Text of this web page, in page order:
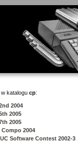
w katalogu cp:
2004
2005
2005
Compo 2004
Software Contest 2002-3